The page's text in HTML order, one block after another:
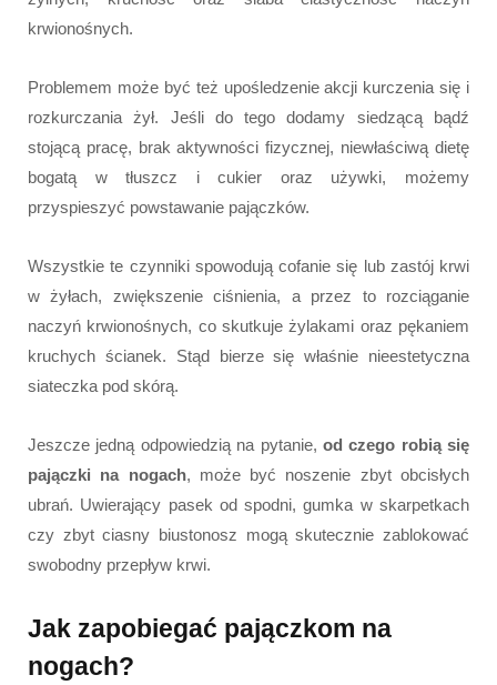
krwionośnych.
Problemem może być też upośledzenie akcji kurczenia się i
rozkurczania żył. Jeśli do tego dodamy siedzącą bądź
stojącą pracę, brak aktywności fizycznej, niewłaściwą dietę
bogatą w tłuszcz i cukier oraz używki, możemy
przyspieszyć powstawanie pajączków.
Wszystkie te czynniki spowodują cofanie się lub zastój krwi
w żyłach, zwiększenie ciśnienia, a przez to rozciąganie
naczyń krwionośnych, co skutkuje żylakami oraz pękaniem
kruchych ścianek. Stąd bierze się właśnie nieestetyczna
siateczka pod skórą.
Jeszcze jedną odpowiedzią na pytanie, od czego robią się
pajączki na nogach, może być noszenie zbyt obcisłych
ubrań. Uwierający pasek od spodni, gumka w skarpetkach
czy zbyt ciasny biustonosz mogą skutecznie zablokować
swobodny przepływ krwi.
Jak zapobiegać pajączkom na
nogach?